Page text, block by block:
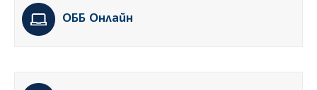
ОББ Онлайн